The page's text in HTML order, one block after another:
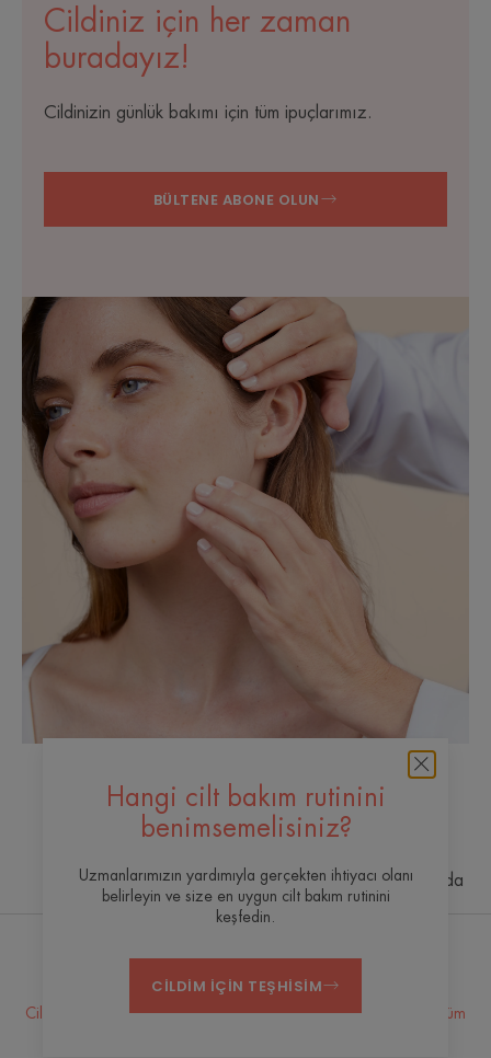
Cildiniz için her zaman
buradayız!
Cildinizin günlük bakımı için tüm ipuçlarımız.
BÜLTENE ABONE OLUN
Hangi cilt bakım rutinini
benimsemelisiniz?
Uzmanlarımızın yardımıyla gerçekten ihtiyacı olanı
belirleyin ve size en uygun cilt bakım rutinini
keşfedin.
CILDIM IÇIN TEŞHISIM
Avène Termal Suyu Yeniliğin en uç noktasında
Bülteni̇mi̇ze ulaşin
Cildiniz için her zaman buradayız! Cildinizin günlük bakımı için tüm